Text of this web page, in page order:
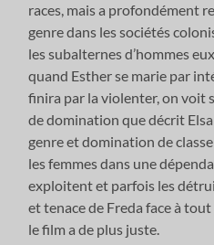
races, mais a profondément
genre dans les sociétés
les subalternes d’hommes
quand Esther se marie par
finira par la violenter, on voit
de domination que décrit
genre et domination de
les femmes dans une
exploitent et parfois les
et tenace de Freda face à
le film a de plus juste.